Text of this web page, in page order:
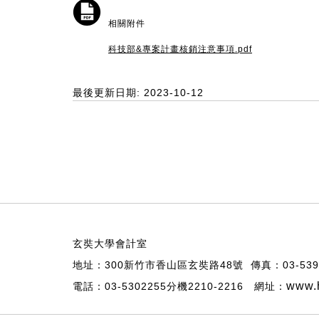
相關附件
科技部&專案計畫核銷注意事項.pdf
最後更新日期: 2023-10-12
玄奘大學會計室
地址：300新竹市香山區玄奘路48號 傳真：03-
電話：03-5302255分機2210-2216 網址：